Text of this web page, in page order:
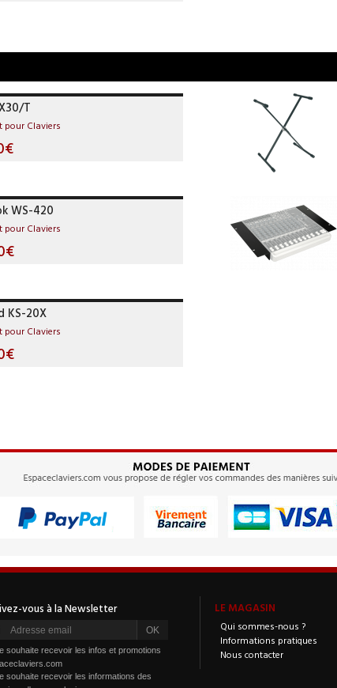
T
pour Claviers
WS-420
pour Claviers
KS-20X
pour Claviers
LE MAGASIN
Qui sommes-nous ?
Informations pratiques
Nous contacter
souhaite recevoir les infos et promotions
souhaite recevoir les informations des